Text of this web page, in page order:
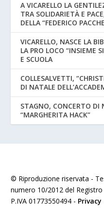
A VICARELLO LA
TRA SOLIDARIETÀ E
DELLA “FEDERICO
VICARELLO, NASCE LA
LA PRO LOCO “INSIEME
E SCUOLA
COLLESALVETTI,
DI NATALE
STAGNO, CONCERTO DI
“MARGHERITA HACK”
© Riproduzione riservata -
numero 10/2012 del
P.IVA 01773550494 - Privacy